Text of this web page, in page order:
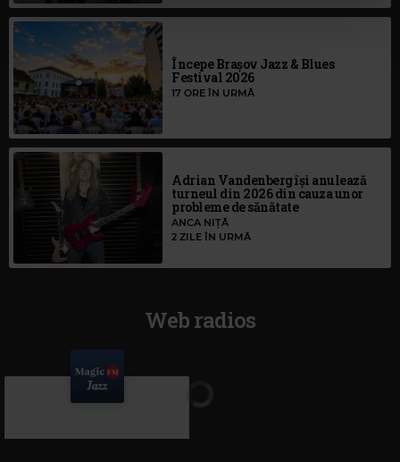
Începe Brașov Jazz & Blues
Festival 2026
17 ORE ÎN URMĂ
Adrian Vandenberg își anulează
turneul din 2026 din cauza unor
probleme de sănătate
ANCA NIȚĂ
2 ZILE ÎN URMĂ
Web radios